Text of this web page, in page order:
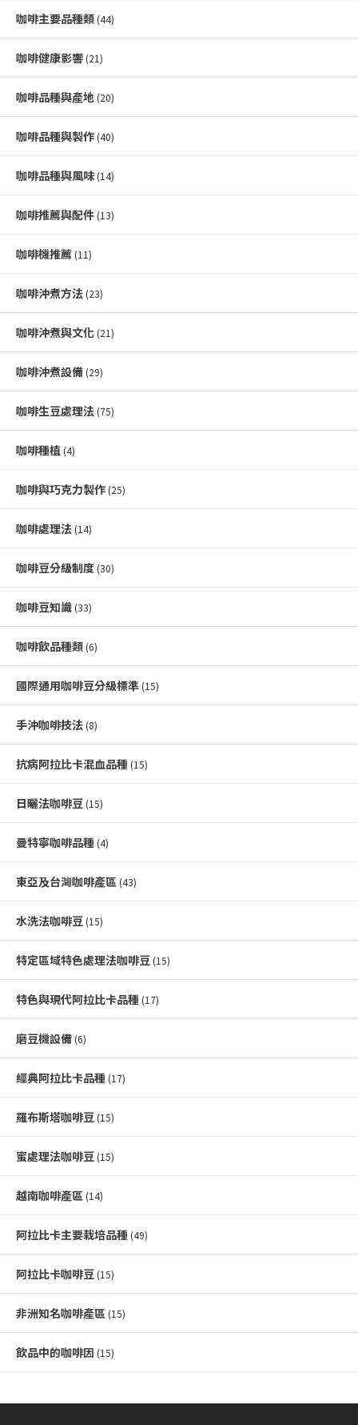
咖啡主要品種類 (44)
咖啡健康影響 (21)
咖啡品種與產地 (20)
咖啡品種與製作 (40)
咖啡品種與風味(14)
咖啡推薦與配件 (13)
咖啡機推薦 (11)
咖啡沖煮方法 (23)
咖啡沖煮與文化 (21)
咖啡沖煮設備 (29)
咖啡生豆處理法 (75)
咖啡種植 (4)
咖啡與巧克力製作 (25)
咖啡處理法 (14)
咖啡豆分級制度 (30)
咖啡豆知識 (33)
咖啡飲品種類 (6)
國際通用咖啡豆分級標準 (15)
手沖咖啡技法 (8)
抗病阿拉比卡混血品種 (15)
日曬法咖啡豆 (15)
曼特寧咖啡品種 (4)
東亞及台灣咖啡產區 (43)
水洗法咖啡豆 (15)
特定區域特色處理法咖啡豆 (15)
特色與現代阿拉比卡品種 (17)
磨豆機設備 (6)
經典阿拉比卡品種 (17)
羅布斯塔咖啡豆 (15)
蜜處理法咖啡豆 (15)
越南咖啡產區 (14)
阿拉比卡主要栽培品種 (49)
阿拉比卡咖啡豆 (15)
非洲知名咖啡產區 (15)
飲品中的咖啡因 (15)